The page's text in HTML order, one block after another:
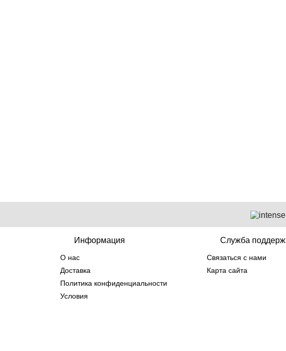
Информация
О нас
Доставка
Политика конфиденциальности
Условия
Служба
Связаться с нами
Карта сайта